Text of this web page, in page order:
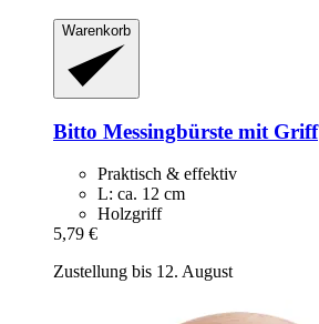
Warenkorb
Bitto Messingbürste mit Griff
Praktisch & effektiv
L: ca. 12 cm
Holzgriff
5,79 €
Zustellung bis 12. August